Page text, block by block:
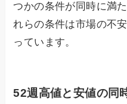
つかの条件が同時に満
れらの条件は市場の不
っています。
52週高値と安値の同